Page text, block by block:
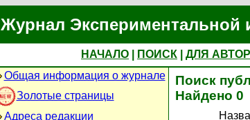
Журнал Экспериментальной
НАЧАЛО ПОИСК ДЛЯ
Общая информация о журнале
Золотые страницы
Адреса редакции
Поиск
Найдено 0